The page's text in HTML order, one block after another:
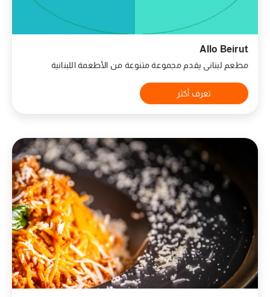
Allo Beirut
مطعم لبناني يقدم مجموعة متنوعة من الأطعمة اللبنانية
تعرف أكثر